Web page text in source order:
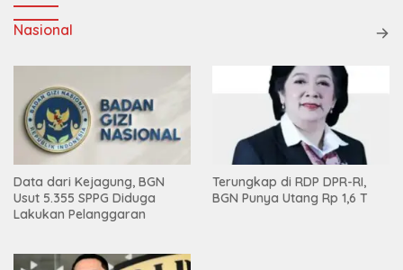
Nasional
Data dari Kejagung, BGN
Usut 5.355 SPPG Diduga
Lakukan Pelanggaran
Terungkap di RDP DPR-RI,
BGN Punya Utang Rp 1,6 T